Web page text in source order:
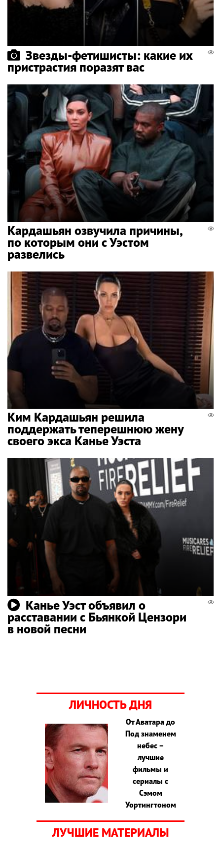
Звезды-фетишисты: какие их
пристрастия поразят вас
Кардашьян озвучила причины,
по которым они с Уэстом
развелись
Ким Кардашьян решила
поддержать теперешнюю жену
своего экса Канье Уэста
Канье Уэст объявил о
расставании с Бьянкой Цензори
в новой песни
ЛИЧНОСТЬ ДНЯ
От Аватара до
Под знаменем
небес –
лучшие
фильмы и
сериалы с
Сэмом
Уортингтоном
ЛУЧШИЕ МАТЕРИАЛЫ